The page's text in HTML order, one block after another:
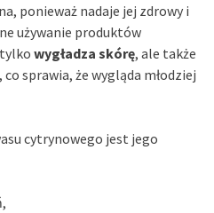
ponieważ nadaje jej zdrowy i
używanie produktów
wygładza skórę, ale także
, co sprawia, że wygląda młodziej
cytrynowego jest jego